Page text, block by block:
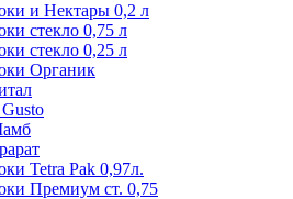
и Нектары 0,2 л
стекло 0,75 л
стекло 0,25 л
Органик
Tetra Pak 0,97л.
Премиум ст. 0,75